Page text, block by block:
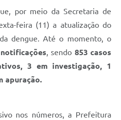
por meio da Secretaria de
feira (11) a atualização do
dengue. Até o momento, o
, sendo 853 casos
,3 em investigação, 1
apuração.
nos números, a Prefeitura